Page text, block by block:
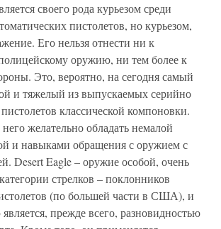
своего рода курьезом среди
пистолетов, но курьезом,
Его нельзя отнести ни к
оружию, ни тем более к
Это, вероятно, на сегодня самый
и тяжелый из выпускаемых серийно
классической компоновки.
желательно обладать немалой
и навыками обращения с оружием с
Desert Eagle – оружие особой, очень
стрелков – поклонников
(по большей части в США), и
является, прежде всего, разновидностью